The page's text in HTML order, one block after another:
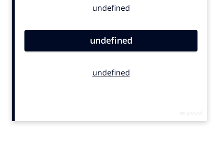
Contentmarketing